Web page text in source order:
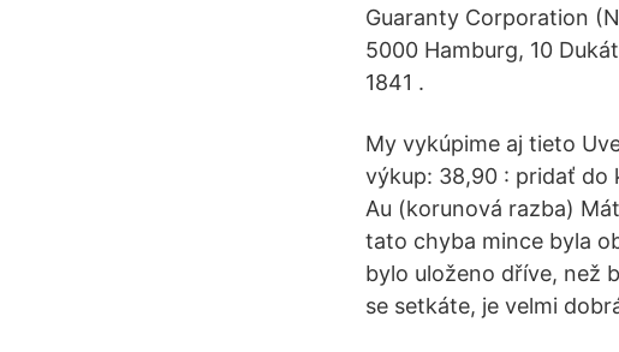
Guaranty Corporation
5000 Hamburg, 10
1841 .
My vykúpime aj tieto
výkup: 38,90 : pridať do
Au (korunová razba)
tato chyba mince byla
bylo uloženo dříve, než
se setkáte, je velmi